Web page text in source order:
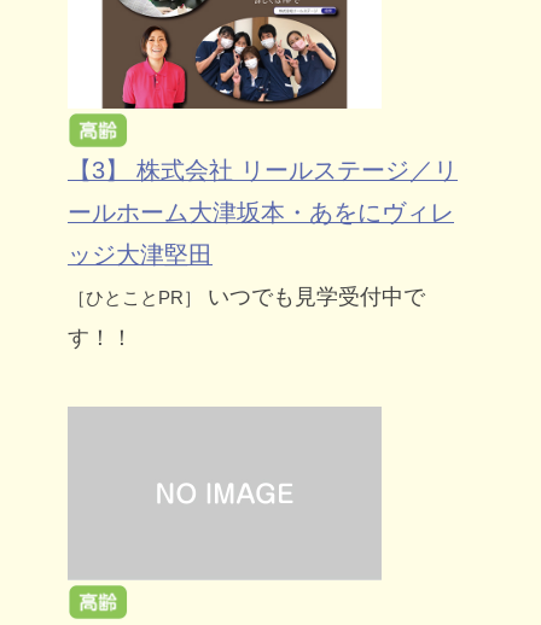
【3】 株式会社 リールステージ／リ
ールホーム大津坂本・あをにヴィレ
ッジ大津堅田
［ひとことPR］
いつでも見学受付中で
す！！